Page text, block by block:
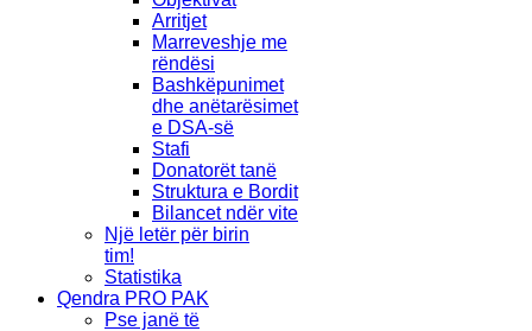
Arritjet
Marreveshje me
rëndësi
Bashkëpunimet
dhe anëtarësimet
e DSA-së
Stafi
Donatorët tanë
Struktura e Bordit
Bilancet ndër vite
Një letër për birin
tim!
Statistika
Qendra PRO PAK
Pse janë të